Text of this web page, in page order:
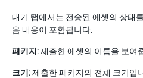
대기 탭에서는 전송된 에셋의 상태
음 내용이 포함됩니다.
패키지:제출한 에셋의 이름을 보여
크기:제출한 패키지의 전체 크기입